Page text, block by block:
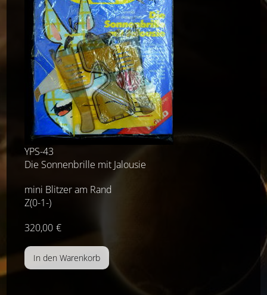
YPS-43
Die Sonnenbrille mit Jalousie
mini Blitzer am Rand
Z(0-1-)
320,00 €